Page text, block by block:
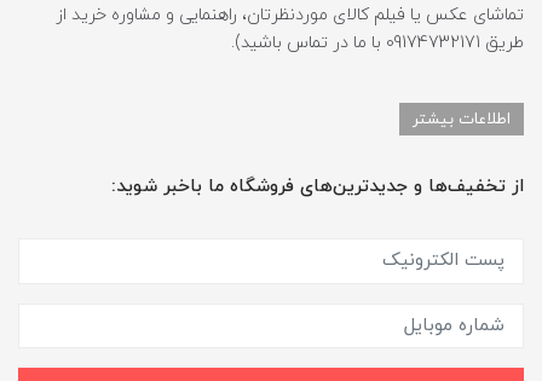
تماشای عکس یا فیلم کالای موردنظرتان، راهنمایی و مشاوره خرید از
طریق 09174732171 با ما در تماس باشید).
اطلاعات بیشتر
از تخفیف‌ها و جدیدترین‌های فروشگاه ما باخبر شوید: